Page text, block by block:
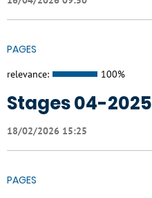
PAGES
relevance: 100%
Stages 04-2025
18/02/2026 15:25
PAGES